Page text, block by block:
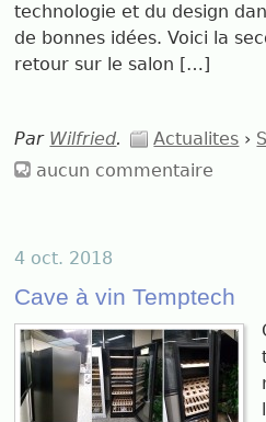
technologie et du design
de bonnes idées. Voici la
retour sur le salon […]
Par Wilfried. Actualites ›
aucun commentaire
4 oct. 2018
Cave à vin Temptech